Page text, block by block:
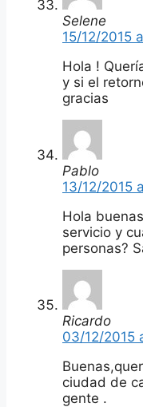
Selene
15/12/2015
Hola !
y si el
gracias
Pablo
13/12/2015
Hola
servicio y
personas?
Ricardo
03/12/2015
ciudad de
gente .